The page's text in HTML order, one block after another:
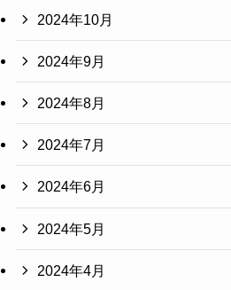
2024年10月
2024年9月
2024年8月
2024年7月
2024年6月
2024年5月
2024年4月